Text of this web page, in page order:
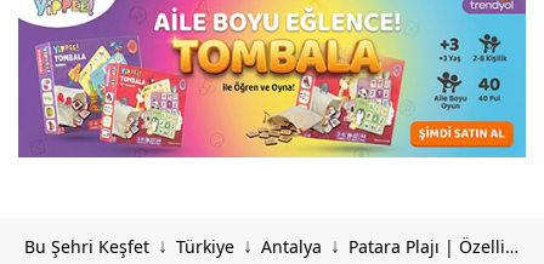
Bu Şehri Keşfet ↓ Türkiye ↓ Antalya ↓ Patara Plajı | Özellikleri, Nerede, Nasıl Gidilir, Giriş Ücreti